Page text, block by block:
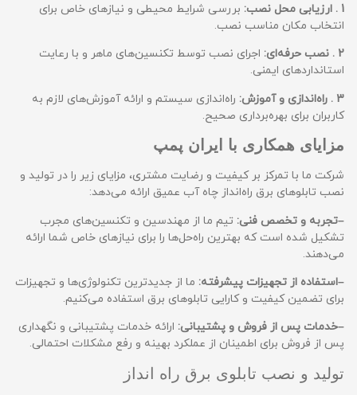
1 . ارزیابی محل نصب: بررسی شرایط محیطی و نیازهای خاص برای
انتخاب مکان مناسب نصب.
2 . نصب حرفه‌ای: اجرای نصب توسط تکنسین‌های ماهر و با رعایت
استانداردهای ایمنی.
3 . راه‌اندازی و آموزش: راه‌اندازی سیستم و ارائه آموزش‌های لازم به
کاربران برای بهره‌برداری صحیح.
مزایای همکاری با ایران پمپ
شرکت ما با تمرکز بر کیفیت و رضایت مشتری، مزایای زیر را در تولید و
نصب تابلوهای برق راه‌انداز چاه آب عمیق ارائه می‌دهد:
–تجربه و تخصص فنی: تیم ما از مهندسین و تکنسین‌های مجرب
تشکیل شده است که بهترین راه‌حل‌ها را برای نیازهای خاص شما ارائه
می‌دهند.
–استفاده از تجهیزات پیشرفته: ما از جدیدترین تکنولوژی‌ها و تجهیزات
برای تضمین کیفیت و کارایی تابلوهای برق استفاده می‌کنیم.
–خدمات پس از فروش و پشتیبانی: ارائه خدمات پشتیبانی و نگهداری
پس از فروش برای اطمینان از عملکرد بهینه و رفع مشکلات احتمالی.
تولید و نصب تابلوی برق راه انداز